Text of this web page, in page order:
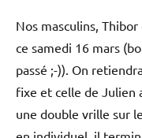
Nos masculins,
ce samedi 16 mars
passé ;-)). On
fixe et celle de Julien
une double vrille sur